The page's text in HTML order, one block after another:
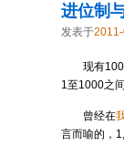
进位制
发表于
现有
1至1000之
曾经在
言而喻的，